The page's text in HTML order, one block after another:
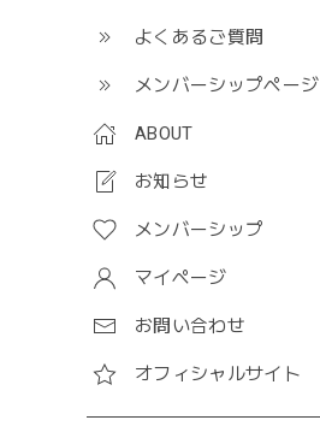
よくあるご質問
メンバーシップページ
ABOUT
お知らせ
メンバーシップ
マイページ
お問い合わせ
オフィシャルサイト